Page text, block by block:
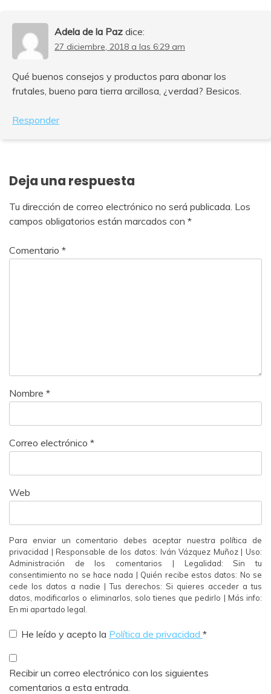
Adela de la Paz dice:
27 diciembre, 2018 a las 6:29 am
Qué buenos consejos y productos para abonar los
frutales, bueno para tierra arcillosa, ¿verdad? Besicos.
Responder
Deja una respuesta
Tu dirección de correo electrónico no será publicada. Los
campos obligatorios están marcados con *
Comentario *
Nombre *
Correo electrónico *
Web
Para enviar un comentario debes aceptar nuestra política de
privacidad | Responsable de los datos: Iván Vázquez Muñoz | Uso:
Administración de los comentarios | Legalidad: Sin tu
consentimiento no se hace nada | Quién recibe estos datos: No se
cede los datos a nadie | Tus derechos: Si quieres acceder a tus
datos, modificarlos o eliminarlos, solo tienes que pedirlo | Más info:
En mi apartado legal.
He leído y acepto la Política de privacidad *
Recibir un correo electrónico con los siguientes
comentarios a esta entrada.